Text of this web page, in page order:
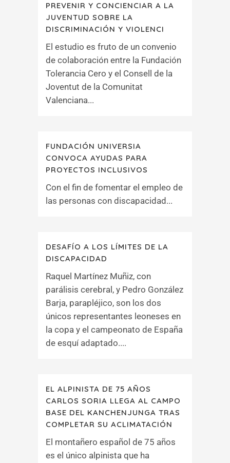
PREVENIR Y CONCIENCIAR A LA
JUVENTUD SOBRE LA
DISCRIMINACIÓN Y VIOLENCI
El estudio es fruto de un convenio
de colaboración entre la Fundación
Tolerancia Cero y el Consell de la
Joventut de la Comunitat
Valenciana...
FUNDACIÓN UNIVERSIA
CONVOCA AYUDAS PARA
PROYECTOS INCLUSIVOS
Con el fin de fomentar el empleo de
las personas con discapacidad...
DESAFÍO A LOS LÍMITES DE LA
DISCAPACIDAD
Raquel Martínez Muñiz, con
parálisis cerebral, y Pedro González
Barja, parapléjico, son los dos
únicos representantes leoneses en
la copa y el campeonato de España
de esquí adaptado....
EL ALPINISTA DE 75 AÑOS
CARLOS SORIA LLEGA AL CAMPO
BASE DEL KANCHENJUNGA TRAS
COMPLETAR SU ACLIMATACIÓN
El montañero español de 75 años
es el único alpinista que ha